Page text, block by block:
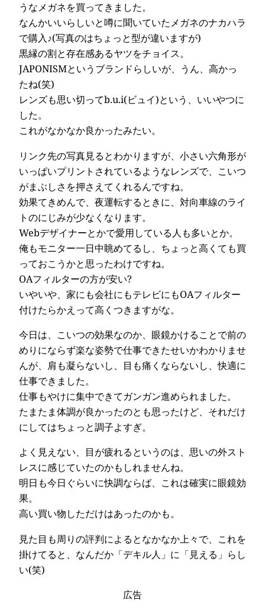
うなメガネを買ってきました。
なんかいいらしいと噂に聞いていたメガネのナカハラ
で購入♪(写真のはちょっと型が違いますが)
黒縁の割と存在感あるヤツをチョイス。
JAPONISMというブランドらしいが、うん、高かっ
たね(笑)
レンズも思い切ってb.u.i(ビュイ)という、いいやつに
した。
これがなかなか良かったみたい。
リンク先の写真見るとわかりますが、小さい六角形が
いっぱいプリントされているようなレンズで、こいつ
がまぶしさを押さえてくれるんですね。
効果てきめんで、夜運転するときに、対向車線のライ
トのにじみが少なくなります。
Webデザイナーとかで愛用している人も多いとか。
俺もモニター一日中眺めてるし、ちょっと高くても買
っておこうかと思ったわけですね。
OAフィルターの方が安い?
いやいや、家にも会社にもテレビにもOAフィルター
付けたらかえって高くつきますがな。
今日は、こいつの効果なのか、眼鏡かけることで前の
めりにならず楽な姿勢で仕事できたせいかわかりませ
んが、肩も凝らないし、目も痛くならないし、快適に
仕事できました。
仕事もやけに集中できてガンガン進められました。
たまたま体調が良かったのとも思ったけど、それだけ
にしてはちょっと調子よすぎ。
よく見えない、目が疲れるというのは、思いの外スト
レスに感じていたのかもしれませんね。
明日も今日ぐらいに快調ならば、これは確実に眼鏡効
果。
高い買い物しただけはあったのかも。
見た目も周りの評判によるとなかなか上々で、これを
掛けてると、なんだか「デキル人」に「見える」らし
い(笑)
広告